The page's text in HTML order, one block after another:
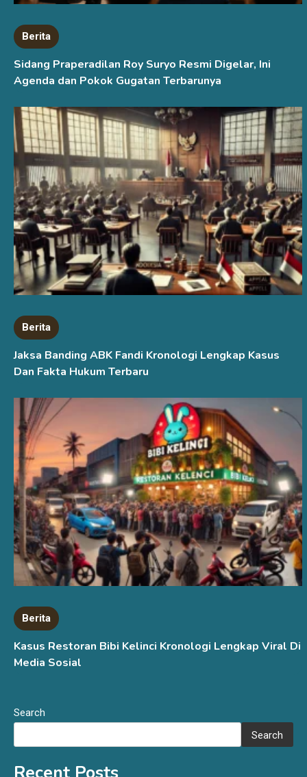
Berita
Sidang Praperadilan Roy Suryo Resmi Digelar, Ini
Agenda dan Pokok Gugatan Terbarunya
Berita
Jaksa Banding ABK Fandi Kronologi Lengkap Kasus
Dan Fakta Hukum Terbaru
Berita
Kasus Restoran Bibi Kelinci Kronologi Lengkap Viral Di
Media Sosial
Search
Search